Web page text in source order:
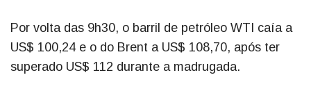
Por volta das 9h30, o barril de petróleo WTI caía a
US$ 100,24 e o do Brent a US$ 108,70, após ter
superado US$ 112 durante a madrugada.